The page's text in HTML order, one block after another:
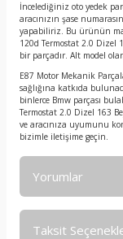
İncelediğiniz oto yedek
aracınızın şase
yapabiliriz. Bu ürünün
120d Termostat 2.0 Dizel
bir parçadır. Alt model
E87 Motor Mekanik
sağlığına katkıda
binlerce Bmw parçası
Termostat 2.0 Dizel 163
ve aracınıza uyumunu
bizimle iletişime geçin.
Yorumlar
Taksit